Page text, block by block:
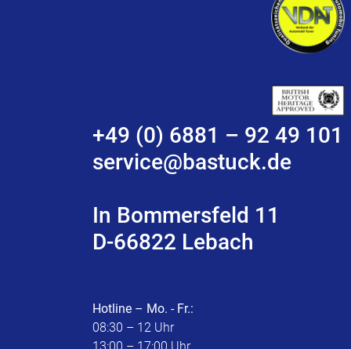
+49 (0) 6881 – 92 49 101
service@bastuck.de
In Bommersfeld 11
D-66822 Lebach
Hotline – Mo. - Fr.:
08:30 – 12 Uhr